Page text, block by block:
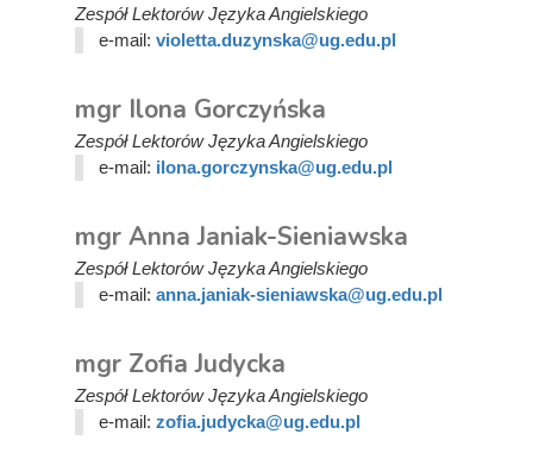
Zespół Lektorów Języka Angielskiego
e-mail: violetta.duzynska@ug.edu.pl
mgr Ilona Gorczyńska
Zespół Lektorów Języka Angielskiego
e-mail: ilona.gorczynska@ug.edu.pl
mgr Anna Janiak-Sieniawska
Zespół Lektorów Języka Angielskiego
e-mail: anna.janiak-sieniawska@ug.edu.pl
mgr Zofia Judycka
Zespół Lektorów Języka Angielskiego
e-mail: zofia.judycka@ug.edu.pl